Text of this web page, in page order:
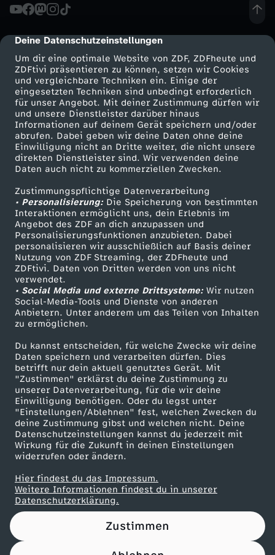
cmp-dialog-description
Deine Datenschutzeinstellungen
Um dir eine optimale Website von ZDF, ZDFheute und
ZDFtivi präsentieren zu können, setzen wir Cookies
und vergleichbare Techniken ein. Einige der
eingesetzten Techniken sind unbedingt erforderlich
für unser Angebot. Mit deiner Zustimmung dürfen wir
und unsere Dienstleister darüber hinaus
Informationen auf deinem Gerät speichern und/oder
abrufen. Dabei geben wir deine Daten ohne deine
Einwilligung nicht an Dritte weiter, die nicht unsere
direkten Dienstleister sind. Wir verwenden deine
Daten auch nicht zu kommerziellen Zwecken.
Zustimmungspflichtige Datenverarbeitung
• Personalisierung:Die Speicherung von bestimmten
Interaktionen ermöglicht uns, dein Erlebnis im
Angebot des ZDF an dich anzupassen und
Personalisierungsfunktionen anzubieten. Dabei
personalisieren wir ausschließlich auf Basis deiner
Nutzung von ZDF Streaming, der ZDFheute und
ZDFtivi. Daten von Dritten werden von uns nicht
verwendet.
• Social Media und externe Drittsysteme:Wir nutzen
Social-Media-Tools und Dienste von anderen
Anbietern. Unter anderem um das Teilen von Inhalten
zu ermöglichen.
Du kannst entscheiden, für welche Zwecke wir deine
Daten speichern und verarbeiten dürfen. Dies
betrifft nur dein aktuell genutztes Gerät. Mit
"Zustimmen" erklärst du deine Zustimmung zu
unserer Datenverarbeitung, für die wir deine
Einwilligung benötigen. Oder du legst unter
"Einstellungen/Ablehnen" fest, welchen Zwecken du
deine Zustimmung gibst und welchen nicht. Deine
Datenschutzeinstellungen kannst du jederzeit mit
Wirkung für die Zukunft in deinen Einstellungen
widerrufen oder ändern.
Hier findest du das Impressum.
Weitere Informationen findest du in unserer
Datenschutzerklärung.
Zustimmen
ü
m
m
s
t
e
F
e
s
t
d
e
r
W
e
l
t
Mehr ZDF
ZDF-Apps
Smart TV
ZDFtext
Livestreams
Sendungen A-Z
TV-Programm
Service
ZDFmitreden
Kontakt zum ZDF
Tickets
Zuschauerservice
Hilfe
ZDF Unternehmen
Karriere
ZDF goes Schule
Werbefernsehen
Mainzelmännchen
Partner